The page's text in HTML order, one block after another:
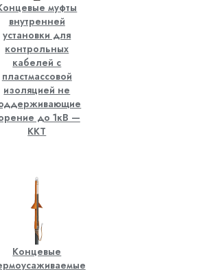
муфты
внутренней
установки для
контрольных
кабелей с
пластмассовой
изоляцией не
до 1кВ —
ККТ
Концевые